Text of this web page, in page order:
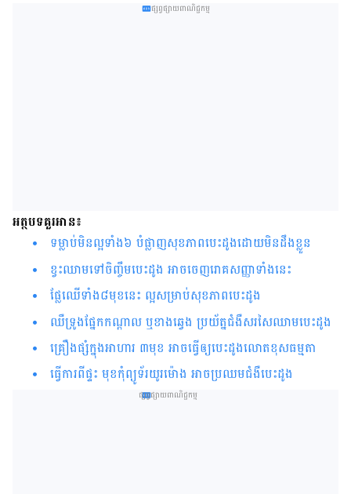
ផ្សព្វផ្សាយពាណិជ្ជកម្ម
អត្ថបទគួរអាន៖
ទម្លាប់​មិន​ល្អ​ទាំង​៦​ បំផ្លាញ​សុខភាព​បេះដូង​​ដោយ​មិន​ដឹង​ខ្លួន​​​​​​​​​​​​​​​​​​​​​​​​​​​​​​​​​​​​​​​​​​​​​​​​​​​​​​​​​​​​
ខ្វះ​​ឈាម​​ទៅ​ចិញ្ចឹម​បេះដូង អាច​ចេញ​រោគសញ្ញា​ទាំង​នេះ​​​​​​​​​​​​​​​​​​​​​​​​​​​​​​​​​​​​​​​​​​​​​​​​​​​​​​​​​​​
ផ្លែ​ឈើ​ទាំង​៨​មុខ​នេះ ល្អ​សម្រាប់​សុខភាពបេះដូង
ឈឺទ្រូងផ្នែកកណ្ដាល ឬខាងឆ្វេង ប្រយ័ត្នជំងឺសរសៃ​ឈាម​បេះដូង
គ្រឿងផ្សំក្នុង​អាហារ ៣មុខ អាចធ្វើឲ្យ​បេះដូងលោតខុសធម្មតា
ធ្វើការ​​​​ពី​ផ្ទះ​​ មុខកុំព្យូទ័រយូរម៉ោង អាច​ប្រឈម​ជំងឺ​បេះដូង​​​​​​​​​​​​​
ផ្សព្វផ្សាយពាណិជ្ជកម្ម